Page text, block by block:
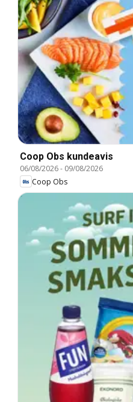
Coop Obs kundeavis
06/08/2026- 09/08/2026
Coop Obs